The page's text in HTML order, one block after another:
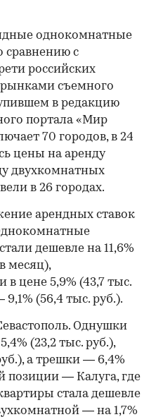
однокомнатные
сравнению с
российских
съемного
в редакцию
портала «Мир
70 городов, в 24
цены на аренду
двухкомнатных
в 26 городах.
арендных ставок
дешевле на 11,6%
месяц),
цене 5,9% (43,7 тыс.
(56,4 тыс. руб.).
Однушки
(23,2 тыс. руб.),
а трешки — 6,4%
позиции — Калуга, где
стала дешевле
— на 1,7%